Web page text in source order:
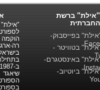
רה-
"אילת" ברשת
החברתית
בפייסבוק-
בטוויטר -
באינסטגרם-
ביוטיוב-